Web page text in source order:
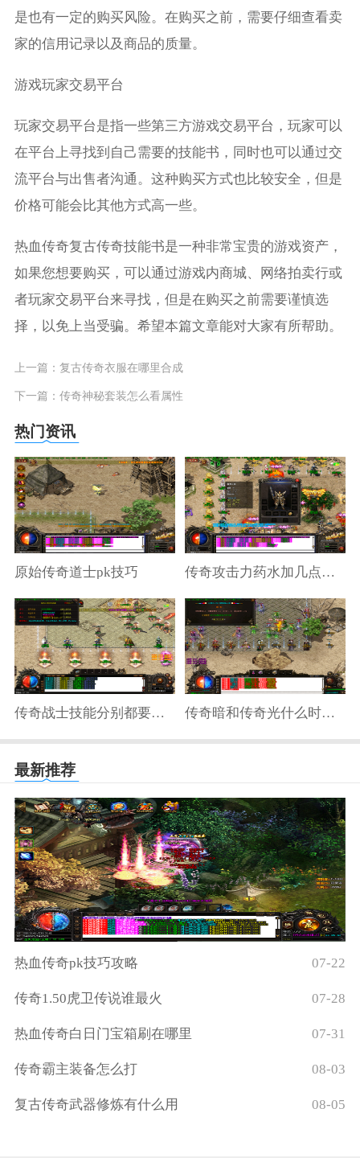
是也有一定的购买风险。在购买之前，需要仔细查看卖
家的信用记录以及商品的质量。
游戏玩家交易平台
玩家交易平台是指一些第三方游戏交易平台，玩家可以
在平台上寻找到自己需要的技能书，同时也可以通过交
流平台与出售者沟通。这种购买方式也比较安全，但是
价格可能会比其他方式高一些。
热血传奇复古传奇技能书是一种非常宝贵的游戏资产，
如果您想要购买，可以通过游戏内商城、网络拍卖行或
者玩家交易平台来寻找，但是在购买之前需要谨慎选
择，以免上当受骗。希望本篇文章能对大家有所帮助。
上一篇： 复古传奇衣服在哪里合成
下一篇： 传奇神秘套装怎么看属性
热门资讯
原始传奇道士pk技巧 传奇攻击力药水加几点攻击
传奇战士技能分别都要多少级 传奇暗和传奇光什么时候打
最新推荐
热血传奇pk技巧攻略 07-22
传奇1.50虎卫传说谁最火 07-28
热血传奇白日门宝箱刷在哪里 07-31
传奇霸主装备怎么打 08-03
复古传奇武器修炼有什么用 08-05